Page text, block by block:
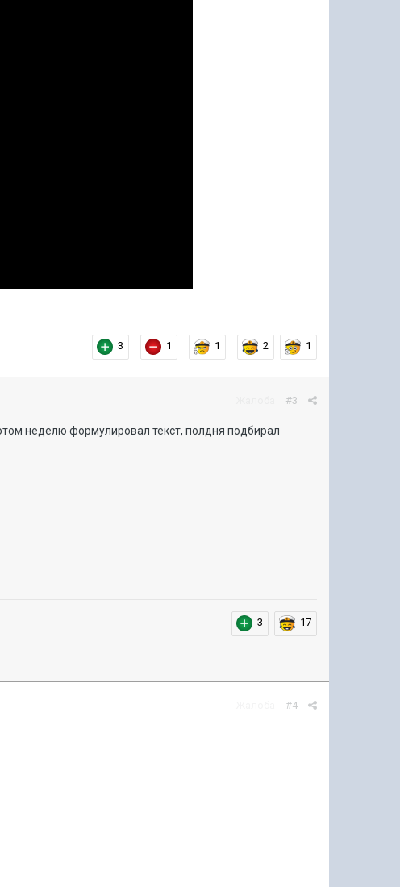
3 1 1 2 1
#3
неделю формулировал текст, полдня подбирал
3 17
#4